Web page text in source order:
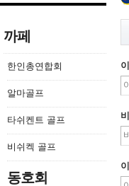
까페
한인총연합회
알마골프
타쉬켄트 골프
비쉬켁 골프
동호회